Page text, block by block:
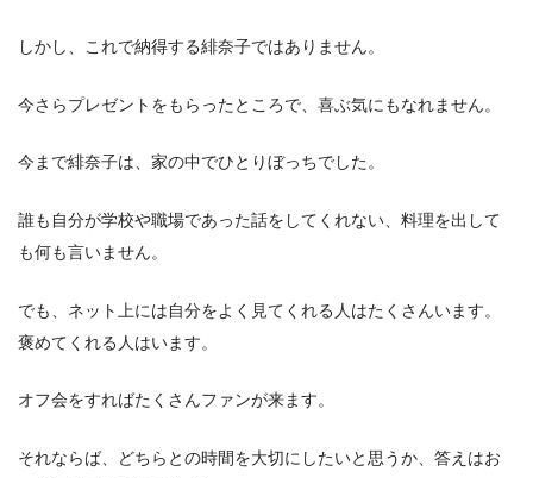
しかし、これで納得する緋奈子ではありません。
今さらプレゼントをもらったところで、喜ぶ気にもなれません。
今まで緋奈子は、家の中でひとりぼっちでした。
誰も自分が学校や職場であった話をしてくれない、料理を出して
も何も言いません。
でも、ネット上には自分をよく見てくれる人はたくさんいます。
褒めてくれる人はいます。
オフ会をすればたくさんファンが来ます。
それならば、どちらとの時間を大切にしたいと思うか、答えはお